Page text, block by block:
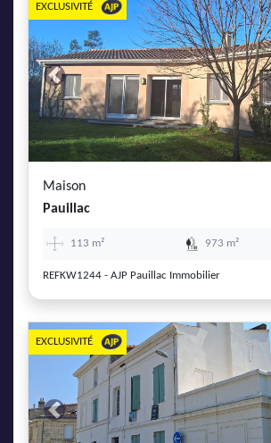
Previous
EXCLUSIVITÉ
Maison
Pauillac
113 m² 973 m²
REFKW1244 - AJP Pauillac Immobilier
Previous
EXCLUSIVITÉ